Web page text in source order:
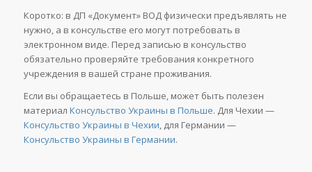
Коротко: в ДП «Документ» ВОД физически предъявлять не
нужно, а в консульстве его могут потребовать в
электронном виде. Перед записью в консульство
обязательно проверяйте требования конкретного
учреждения в вашей стране проживания.
Если вы обращаетесь в Польше, может быть полезен
материал Консульство Украины в Польше. Для Чехии —
Консульство Украины в Чехии, для Германии —
Консульство Украины в Германии.